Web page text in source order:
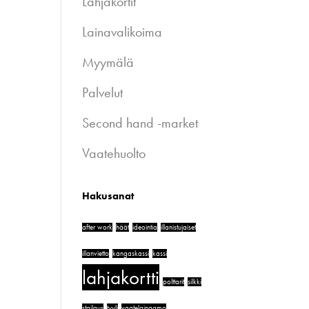
Lainavalikoima
Myymälä
Palvelut
Second hand -market
Vaatehuolto
Hakusanat
after work häät ideointia illanistujaiset
illanvietto kangaskassi kassi
lahjakortti polttarit silkki